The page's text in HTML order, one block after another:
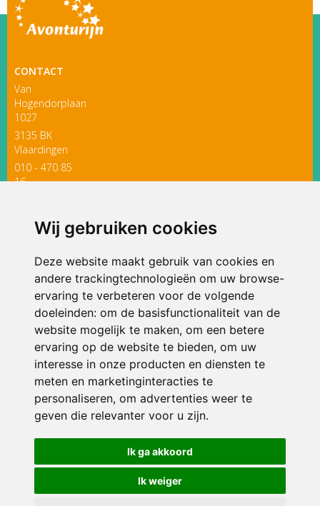
Wij gebruiken cookies
Deze website maakt gebruik van cookies en
andere trackingtechnologieën om uw browse-
ervaring te verbeteren voor de volgende
doeleinden: om de basisfunctionaliteit van de
website mogelijk te maken, om een betere
ervaring op de website te bieden, om uw
interesse in onze producten en diensten te
meten en marketinginteracties te
personaliseren, om advertenties weer te
geven die relevanter voor u zijn.
Ik ga akkoord
Ik weiger
CONTACT
Van
Hogendorplaan
1027
3135 BK
Vlaardingen
010 - 470 85
16
ONDERDEEL VAN
© 2026 Avonturijn | Alle rechten voorbehouden
Privacy policy|Disclaimer| Klachtenregeling|RSIN en Anbi
voorkeuren
Crealisatie The MindOffice